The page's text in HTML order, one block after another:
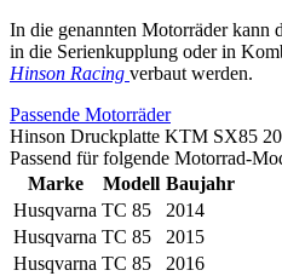
In die genannten Motorräder kann
in die Serienkupplung oder in
Hinson Racing verbaut werden.
Passende Motorräder
Hinson Druckplatte KTM SX85
Passend für folgende Motorrad-
Marke
Modell Baujahr
Husqvarna TC 85
2014
Husqvarna TC 85
2015
Husqvarna TC 85
2016